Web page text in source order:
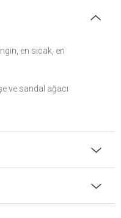
en sıcak, en
ve sandal ağacı